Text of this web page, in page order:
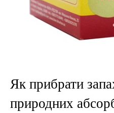
Як прибрати
природних